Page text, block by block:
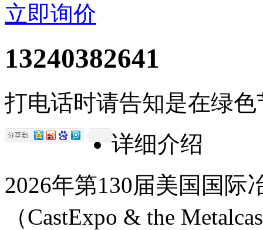
立即询价
13240382641
打电话时请告知是在绿
详细介绍
2026年第130届美国国际
（CastExpo & the